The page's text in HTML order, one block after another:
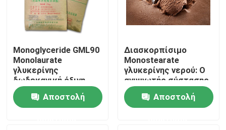
Σπίτι
Προϊόντα
Monoglyceride GML90
Monolaurate
γλυκερίνης
δωδεκανική όξινη
σκόνη για τα τρόφιμα
Αποστολή
Διασκορπίσιμο
Monostearate
γλυκερίνης νερού: Ο
ανυψωτής σύστασης
παγωτού για
κρεμώδη και ομαλό
παγωμένους
Αποστολή